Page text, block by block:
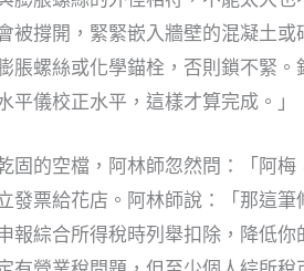
撐開，緊緊嵌入牆壁的混凝土
螺絲或化學錨栓，否則鎖不緊
儀校正水平，這樣才算完成。」
的空檔，阿林師忽然問：「阿
票給花店。阿林師說：「那這
綜合所得稅時列舉扣除，降低